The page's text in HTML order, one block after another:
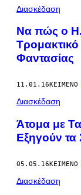
Διασκέδαση
Να πώς ο
Φαντασίας
11.01.16ΚΕΊΜΕΝΟ
Διασκέδαση
Άτομα με
Εξηγούν τα
05.05.16ΚΕΊΜΕΝΟ
Διασκέδαση